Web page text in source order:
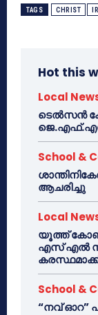
TAGS CHRIST
Hot this
Local
ടെൽസൻ
School &
ആചരിച്ചു
Local
യൂത്ത്
എസ് എൽ
School &
“നവ് ഓറ”